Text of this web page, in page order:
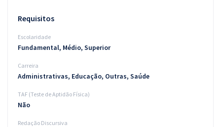
Requisitos
Escolaridade
Fundamental, Médio, Superior
Carreira
Administrativas, Educação, Outras, Saúde
TAF (Teste de Aptidão Física)
Não
Redação Discursiva